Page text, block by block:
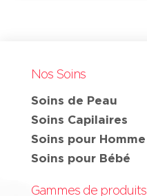
Nos Soins
Soins de Peau
Soins Capilaires
Soins pour Homme
Soins pour Bébé
Gammes de produits